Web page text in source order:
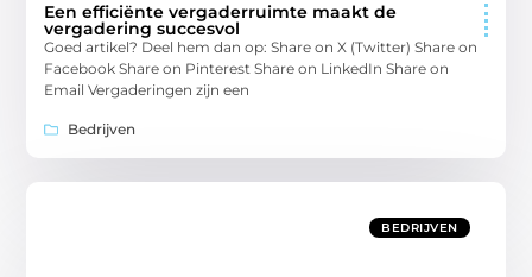
Een efficiënte vergaderruimte maakt de
vergadering succesvol
Goed artikel? Deel hem dan op: Share on X (Twitter) Share on
Facebook Share on Pinterest Share on LinkedIn Share on
Email Vergaderingen zijn een
Bedrijven
BEDRIJVEN